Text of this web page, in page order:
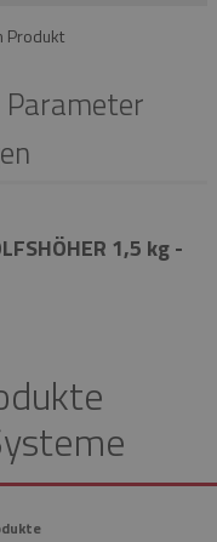
Produkt
Parameter
1,5 kg -